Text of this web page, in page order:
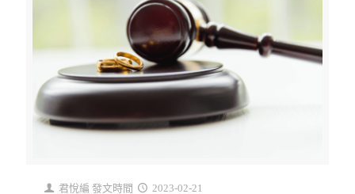
君悅編 發文時間 2023-02-21